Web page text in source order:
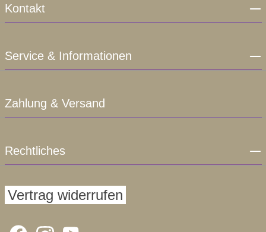
Kontakt
Service & Informationen
Zahlung & Versand
Rechtliches
Vertrag widerrufen